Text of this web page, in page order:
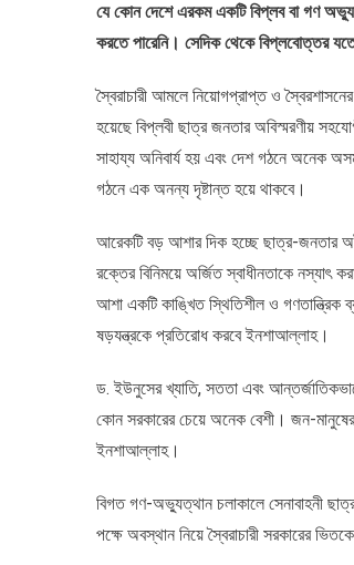
যে কোন দেশে এরকম একটি বিপ্লব বা গণ
করতে পারেনি। সেদিক থেকে বিপ্লবোত্তর
স্বৈরাচারী আমলে নিয়োগপ্রাপ্ত ও
হয়েছে বিপ্লবী ছাত্র জনতার অবিস্মরণীয়
সাহায্য অনিবার্য হয় এবং দেশ গঠনে অনেক
গঠনে এক অনন্য দৃষ্টান্ত হয়ে থাকবে।
আরেকটি বড় আশার দিক হচ্ছে ছাত্র-জনতার
রক্তের বিনিময়ে অর্জিত স্বাধীনতাকে
আশা একটি কাঙ্খিত স্থিতিশীল ও গণতান্ত্রিক
ষড়যন্ত্রকে প্রতিরোধ করবে ইনশাআল্লাহ।
ড. ইউনুসের খ্যাতি, সততা এবং
কোন সরকারের চেয়ে অনেক বেশী। জন-
ইনশাআল্লাহ।
বিগত গণ-অভ্যুত্থান চলাকালে সেনাবাহনী
পক্ষে অবস্থান নিয়ে স্বৈরাচারী সরকারের